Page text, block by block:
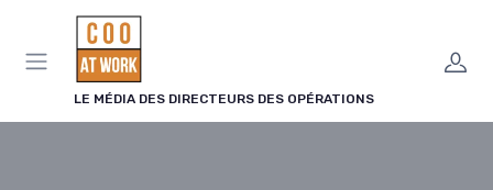
LE MÉDIA DES DIRECTEURS DES OPÉRATIONS
Panneau de gestion des cookies